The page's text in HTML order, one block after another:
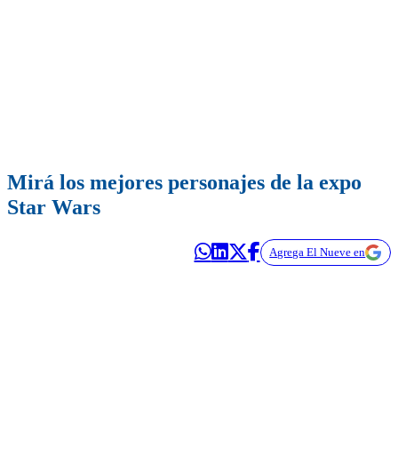
Mirá los mejores personajes de la expo
Star Wars
Agrega El Nueve en